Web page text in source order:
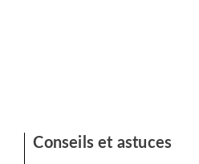
Conseils et astuces